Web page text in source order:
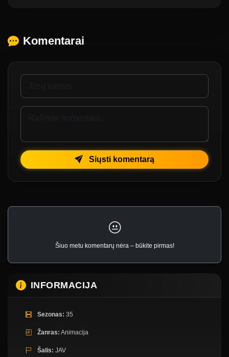
Komentarai
Siųsti komentarą
Šiuo metu komentarų nėra – būkite pirmas!
INFORMACIJA
Sezonas: 35
Žanras: Animacija
Šalis: JAV